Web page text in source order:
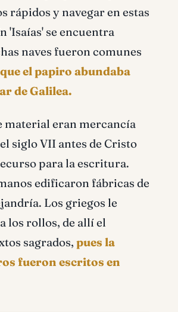
rápidos y navegar en estas
'Isaías' se encuentra
naves fueron comunes
el papiro abundaba
de Galilea.
material eran mercancía
siglo VII antes de Cristo
para la escritura.
edificaron fábricas de
Los griegos le
los rollos, de allí el
sagrados, pues la
fueron escritos en